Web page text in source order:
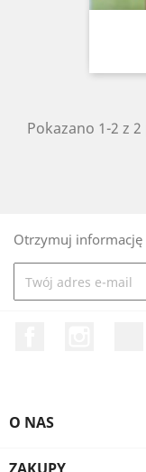
Pokazano 1-2 z
Otrzymuj informację
O NAS